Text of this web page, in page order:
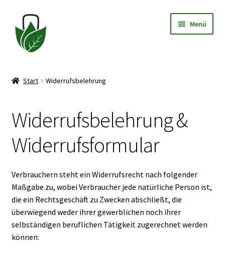
Zur
Navigation
springen
Zum
Inhalt
springen
Menü
Widerrufsbelehrung
Impressum
Start Widerrufsbelehrung
Widerrufsbelehrung &
Widerrufsformular
Verbrauchern steht ein Widerrufsrecht nach folgender
Maßgabe zu, wobei Verbraucher jede natürliche Person ist,
die ein Rechtsgeschäft zu Zwecken abschließt, die
überwiegend weder ihrer gewerblichen noch ihrer
selbständigen beruflichen Tätigkeit zugerechnet werden
können: